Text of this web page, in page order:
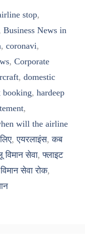
stop,
Business News in
, coronavi,
, Corporate
, domestic
, hardeep
,
will the airline
,एयरलाइंस,कब
विमान सेवा,फ्लाइट
विमान सेवा रोक,